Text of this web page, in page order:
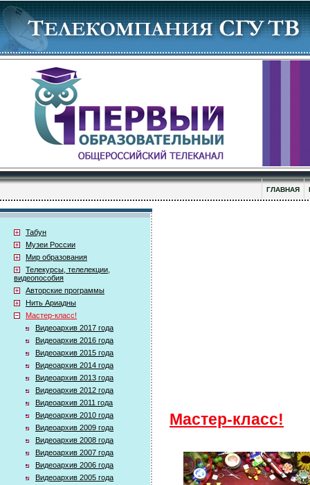
ГЛАВНАЯ
Табун
Музеи России
Мир образования
Телекурсы, телелекции,
видеопособия
Авторские программы
Нить Ариадны
Мастер-класс!
Видеоархив 2017 года
Видеоархив 2016 года
Видеоархив 2015 года
Видеоархив 2014 года
Видеоархив 2013 года
Видеоархив 2012 года
Видеоархив 2011 года
Видеоархив 2010 года
Видеоархив 2009 года
Видеоархив 2008 года
Видеоархив 2007 года
Видеоархив 2006 года
Видеоархив 2005 года
Мастер-класс!